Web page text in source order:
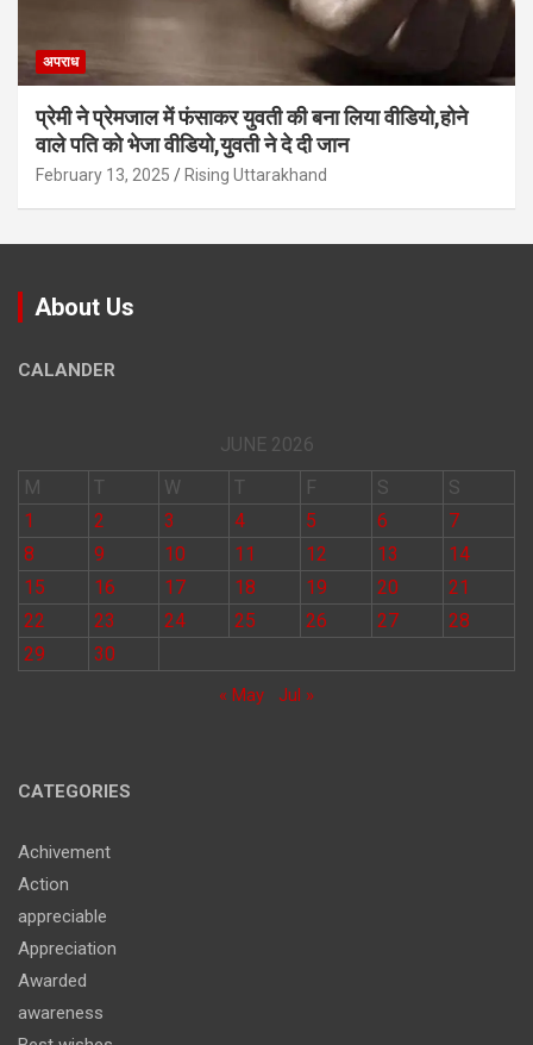
अपराध
प्रेमी ने प्रेमजाल में फंसाकर युवती की बना लिया वीडियो,होने
वाले पत‍ि को भेजा वीड‍ियो,युवती ने दे दी जान
February 13, 2025 Rising Uttarakhand
About Us
CALANDER
JUNE 2026
M
T W T F S
S
1
2 3 4 5 6
7
8
9 10 11 12 13
14
15
16 17 18 19 20
21
22
23 24 25 26 27
28
29
30
« May Jul »
CATEGORIES
Achivement
Action
appreciable
Appreciation
Awarded
awareness